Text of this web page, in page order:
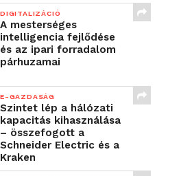
DIGITALIZÁCIÓ
A mesterséges
intelligencia fejlődése
és az ipari forradalom
párhuzamai
E-GAZDASÁG
Szintet lép a hálózati
kapacitás kihasználása
– összefogott a
Schneider Electric és a
Kraken